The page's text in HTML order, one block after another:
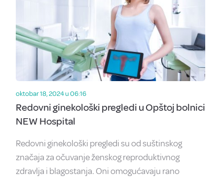
oktobar 18, 2024 u 06:16
Redovni ginekološki pregledi u Opštoj bolnici
NEW Hospital
Redovni ginekološki pregledi su od suštinskog
značaja za očuvanje ženskog reproduktivnog
zdravlja i blagostanja. Oni omogućavaju rano